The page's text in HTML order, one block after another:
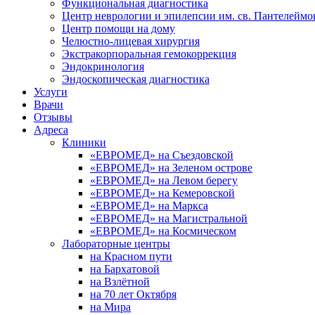
Функциональная диагностика
Центр неврологии и эпилепсии им. св.
Центр помощи на дому
Челюстно-лицевая хирургия
Экстракорпоральная гемокоррекция
Эндокринология
Эндоскопическая диагностика
Услуги
Врачи
Отзывы
Адреса
Клиники
«ЕВРОМЕД» на Съездовской
«ЕВРОМЕД» на Зеленом острове
«ЕВРОМЕД» на Левом берегу
«ЕВРОМЕД» на Кемеровской
«ЕВРОМЕД» на Маркса
«ЕВРОМЕД» на Магистральной
«ЕВРОМЕД» на Космическом
Лабораторные центры
на Красном пути
на Бархатовой
на Взлётной
на 70 лет Октября
на Мира